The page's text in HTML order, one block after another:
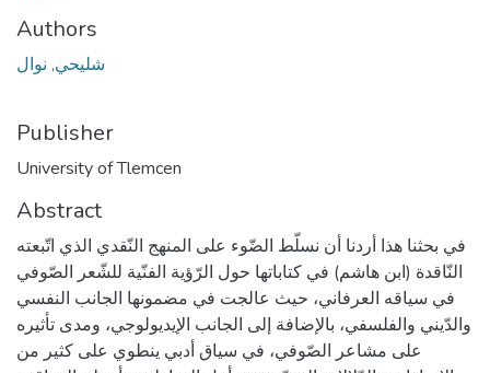
Authors
شليحي, نوال
Publisher
University of Tlemcen
Abstract
في بحثنا هذا أردنا أن نسلّط الضّوء على المنهج النّقدي الذي اتّبعته
النّاقدة (ابن هاشم) في كتاباتها حول الرّؤية الفنّية للشّعر الصّوفي
في سياقه العرفاني، حيث عالجت في مضمونها الجانب النفسي
والدّيني والفلسفي، بالإضافة إلى الجانب الإيديولوجي، ومدى تأثيره
على مشاعر الصّوفي، في سياق أدبي ينطوي على كثير من